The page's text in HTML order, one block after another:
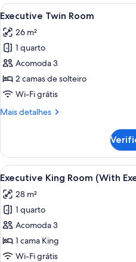
luxo,
vista
o
parque
Carrega
todas
as
fotos
de
Executive
Twin
5
Executive Twin Room
26 m²
1 quarto
Acomoda 3
2 camas de solteiro
Wi-Fi grátis
Mais detalhes
Mais
Twin
Room
Carrega
todas
as
fotos
de
Executive
King
6
Executive King Room (With
28 m²
1 quarto
Acomoda 3
1 cama King
Wi-Fi grátis